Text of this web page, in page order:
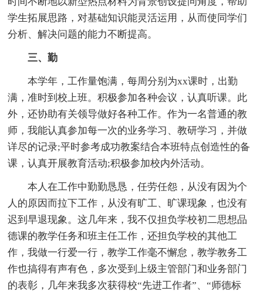
学生拓展思路，对基础知识能灵活运用，从而使同学们
分析、解决问题的能力不断提高。
三、勤
本学年，工作量饱满，每周分别为xx课时，出勤
满，准时到校上班。积极参加各种会议，认真听课。此
外，还协助有关领导做好各种工作。作为一名普通的教
师，我能认真参加每一次的业务学习、教研学习，并做
详尽的记录;平时参考成功教案结合本班特点创造性的备
课，认真开展教育活动;积极参加校内外活动。
本人在工作中勤勤恳恳，任劳任怨，从没有因为个
人的原因而拉下工作，从没有旷工、旷课现象，也没有
迟到早退现象。这几年来，我不仅担负学校初二思想品
德课的教学任务和班主任工作，还担负学校的其他工
作，我做一行爱一行，教学工作毫不懈怠，教学教务工
作也搞得有声有色，多次受到上级主管部门和业务部门
的表彰，几年来我多次获得校“先进工作者”、“师德标